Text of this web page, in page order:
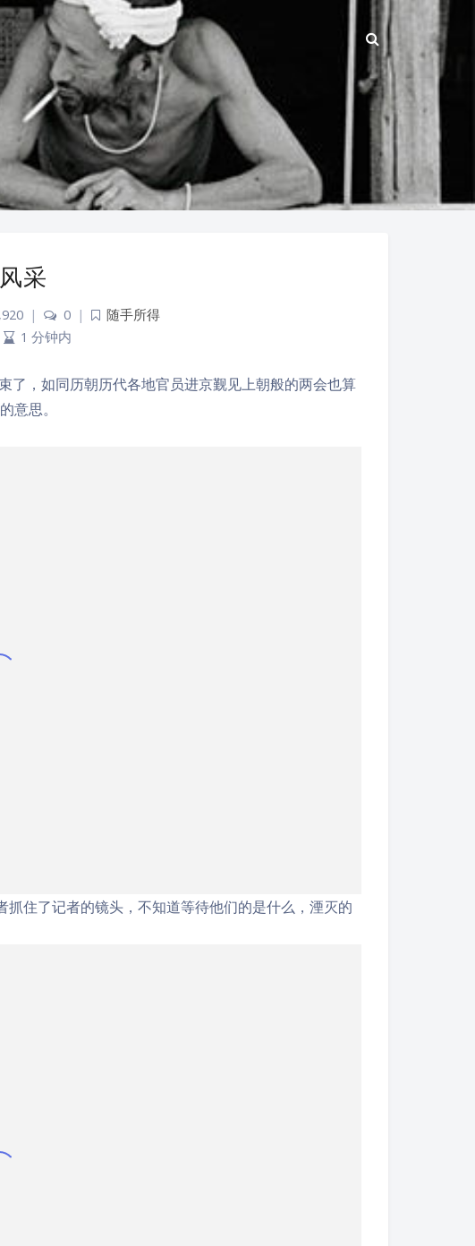
采
| 0 |
随手所得
1 分钟内
了，如同历朝历代各地官员进京觐见上朝般的两会也算
意思。
住了记者的镜头，不知道等待他们的是什么，湮灭的